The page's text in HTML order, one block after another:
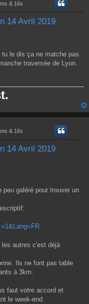
& 16s
14 Avril 2019
le dis ça ne matche pas.
traversée de Lyon.
& 16s
14 Avril 2019
galéré pour trouver un
les autres c'est déjà
Ils ne font pas table
à 3km.
faut votre accord et
le week-end.